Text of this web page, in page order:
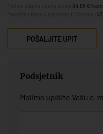
34,68 €/kom
POŠALJITE UPIT
Podsjetnik
Molimo upišite Vašu e-